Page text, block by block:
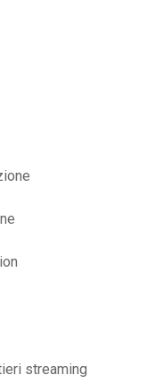
streaming